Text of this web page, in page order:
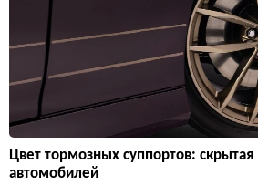
Цвет тормозных суппортов:
автомобилей